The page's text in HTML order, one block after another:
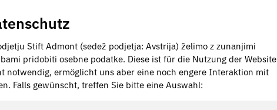
Stift Admont (sedež podjetja: Avstrija) želimo z zunanjimi
pridobiti osebne podatke. Diese ist für die Nutzung der Website
notwendig, ermöglicht uns aber eine noch engere Interaktion mit
Falls gewünscht, treffen Sie bitte eine Auswahl: